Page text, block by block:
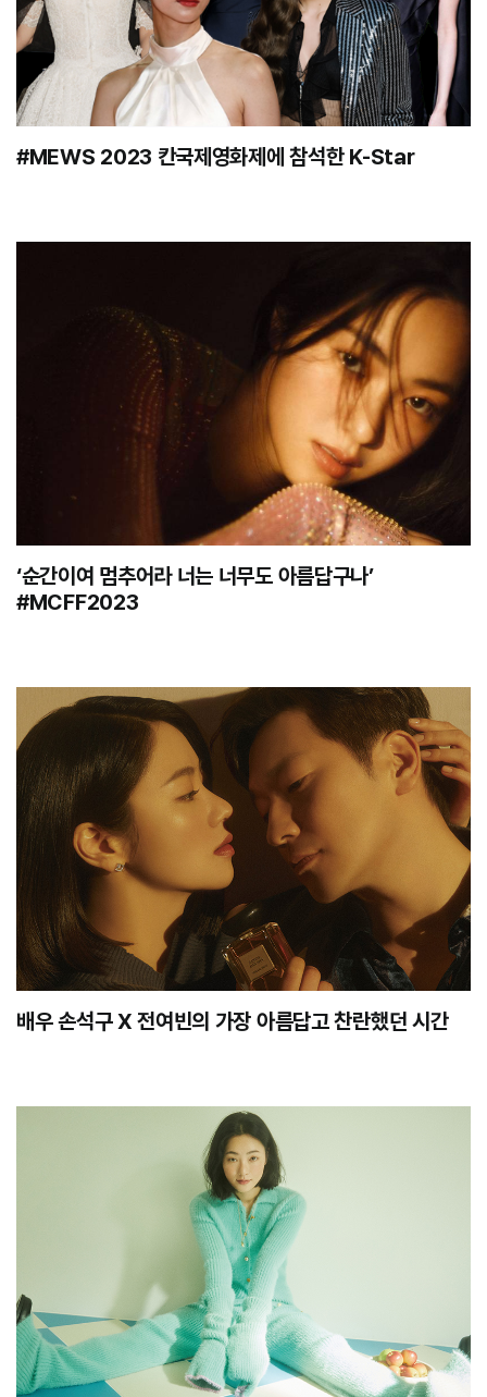
#MEWS 2023 칸국제영화제에 참석한 K-Star
‘순간이여 멈추어라 너는 너무도 아름답구나’
#MCFF2023
배우 손석구 X 전여빈의 가장 아름답고 찬란했던 시간